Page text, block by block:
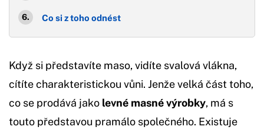
Co si z toho odnést
Když si představíte maso, vidíte svalová vlákna,
cítíte charakteristickou vůni. Jenže velká část toho,
co se prodává jako levné masné výrobky, má s
touto představou pramálo společného. Existuje